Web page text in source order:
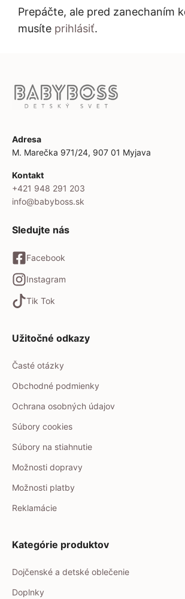
Prepáčte, ale pred zanechaním
musíte prihlásiť.
Adresa
M. Marečka 971/24, 907 01 Myjava
Kontakt
+421 948 291 203
info@babyboss.sk
Sledujte nás
Facebook
Instagram
Tik Tok
Užitočné odkazy
Časté otázky
Obchodné podmienky
Ochrana osobných údajov
Súbory cookies
Súbory na stiahnutie
Možnosti dopravy
Možnosti platby
Reklamácie
Kategórie produktov
Dojčenské a detské oblečenie
Doplnky